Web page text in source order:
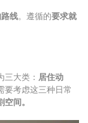
线。遵循的要求就
三大类： 居住动
要考虑这三种日常
间。